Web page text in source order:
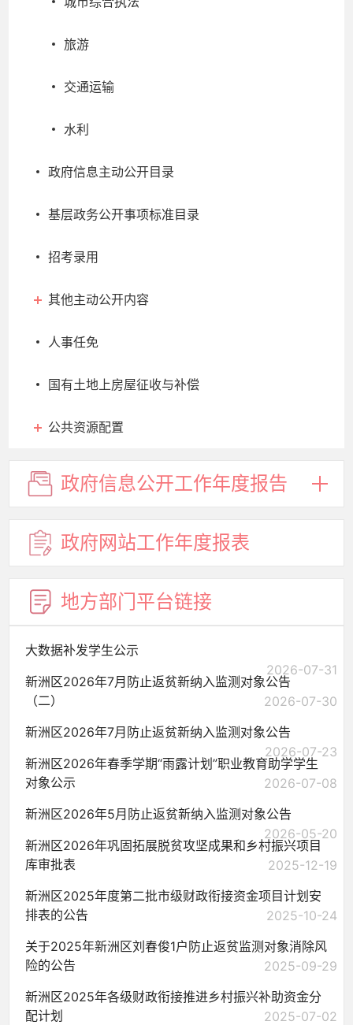
旅游
交通运输
水利
政府信息主动公开目录
基层政务公开事项标准目录
招考录用
其他主动公开内容
人事任免
国有土地上房屋征收与补偿
公共资源配置
政府信息公开工作年度报告
政府网站工作年度报表
地方部门平台链接
大数据补发学生公示
2026-07-31
新洲区2026年7月防止返贫新纳入监测对象公告
（二）
2026-07-30
新洲区2026年7月防止返贫新纳入监测对象公告
2026-07-23
新洲区2026年春季学期“雨露计划”职业教育助学学生
对象公示
2026-07-08
新洲区2026年5月防止返贫新纳入监测对象公告
2026-05-20
新洲区2026年巩固拓展脱贫攻坚成果和乡村振兴项目
库审批表
2025-12-19
新洲区2025年度第二批市级财政衔接资金项目计划安
排表的公告
2025-10-24
关于2025年新洲区刘春俊1户防止返贫监测对象消除风
险的公告
2025-09-29
新洲区2025年各级财政衔接推进乡村振兴补助资金分
配计划
2025-07-02